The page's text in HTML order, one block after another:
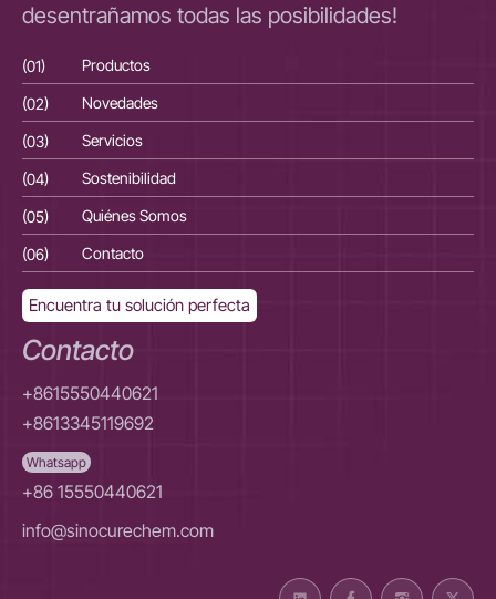
desentrañamos todas las posibilidades!
(01) Productos
(02)
Novedades
(03)
Servicios
(04)
Sostenibilidad
(05)
Quiénes Somos
(06)
Contacto
Encuentra tu solución perfecta
Contacto
+8615550440621
+8613345119692
Whatsapp
+86 15550440621
info@sinocurechem.com